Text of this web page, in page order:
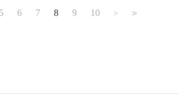
5 6 7 8 9 10 > >>